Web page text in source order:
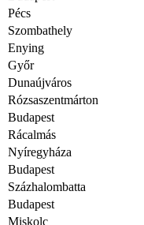
Pécs
Szombathely
Enying
Győr
Dunaújváros
Rózsaszentmárton
Budapest
Rácalmás
Nyíregyháza
Budapest
Százhalombatta
Budapest
Miskolc